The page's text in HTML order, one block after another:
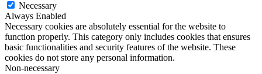
Necessary
Always Enabled
Necessary cookies are absolutely essential for the website to
function properly. This category only includes cookies that ensures
basic functionalities and security features of the website. These
cookies do not store any personal information.
Non-necessary